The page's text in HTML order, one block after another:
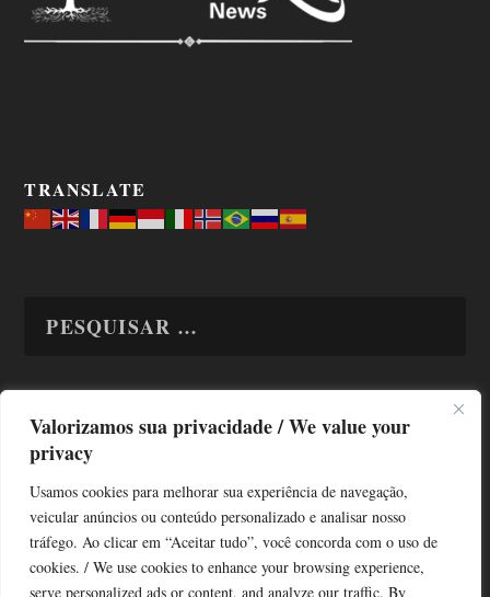
Valorizamos sua privacidade / We value your
privacy
Usamos cookies para melhorar sua experiência de navegação,
veicular anúncios ou conteúdo personalizado e analisar nosso
tráfego. Ao clicar em “Aceitar tudo”, você concorda com o uso de
cookies. / We use cookies to enhance your browsing experience,
serve personalized ads or content, and analyze our traffic. By
TRANSLATE
TODAS OS ASSUNTOS